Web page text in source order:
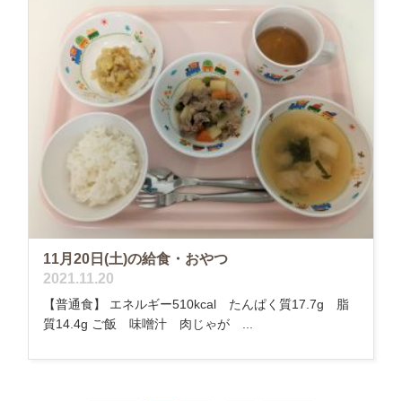
11月20日(土)の給食・おやつ
2021.11.20
【普通食】 エネルギー510kcal たんぱく質17.7g 脂
質14.4g ご飯 味噌汁 肉じゃが ...